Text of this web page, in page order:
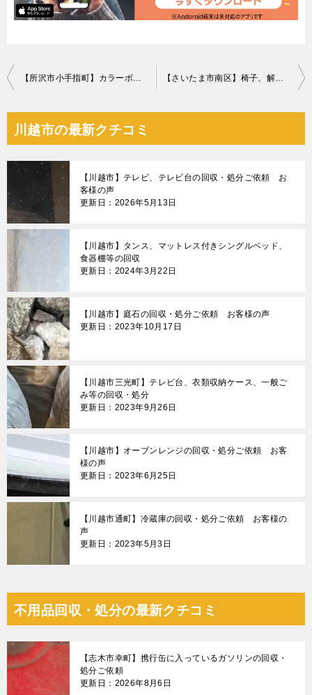
投
ナ
ビ
ゲ
シ
ョ
ン
【所沢市小手指町】カラーボックス、衣類、燃えないごみ等の回収 【さいたま市南区】椅子、解体した家具、ラック等の回収・処分ご依頼
川越市の最新クチコミ
【川越市】テレビ、テレビ台の回収・処分ご依頼 お
客様の声
更新日：2026年5月13日
【川越市】タンス、マットレス付きシングルベッド、
食器棚等の回収
更新日：2024年3月22日
【川越市】庭石の回収・処分ご依頼 お客様の声
更新日：2023年10月17日
【川越市三光町】テレビ台、衣類収納ケース、一般ご
み等の回収・処分
更新日：2023年9月26日
【川越市】オーブンレンジの回収・処分ご依頼 お客
様の声
更新日：2023年6月25日
【川越市通町】冷蔵庫の回収・処分ご依頼 お客様の
声
更新日：2023年5月3日
不用品回収・処分の最新クチコミ
【志木市幸町】携行缶に入っているガソリンの回収・
処分ご依頼
更新日：2026年8月6日